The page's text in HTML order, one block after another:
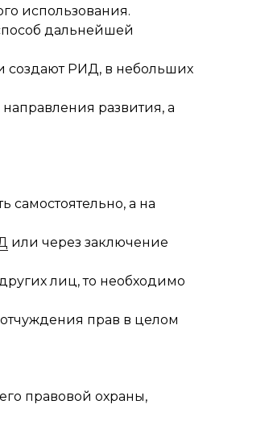
использования.
дальнейшей
создают РИД, в небольших
развития, а
самостоятельно, а на
или через заключение
лиц, то необходимо
прав в целом
правовой охраны,